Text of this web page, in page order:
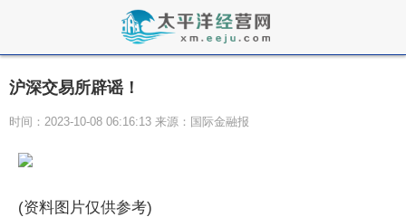
沪深交易所辟谣！
时间：2023-10-08 06:16:13 来源：国际金融报
(资料图片仅供参考)